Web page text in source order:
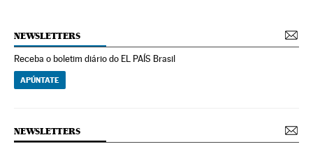
NEWSLETTERS
Receba o boletim diário do EL PAÍS Brasil
APÚNTATE
NEWSLETTERS